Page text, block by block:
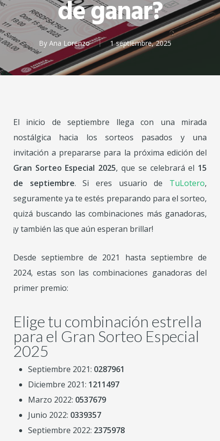
de ganar?
By Ana Lorenzo 1 septiembre, 2025
El inicio de septiembre llega con una mirada
nostálgica hacia los sorteos pasados y una
invitación a prepararse para la próxima edición del
Gran Sorteo Especial 2025, que se celebrará el 15
de septiembre. Si eres usuario de TuLotero,
seguramente ya te estés preparando para el sorteo,
quizá buscando las combinaciones más ganadoras,
¡y también las que aún esperan brillar!
Desde septiembre de 2021 hasta septiembre de
2024, estas son las combinaciones ganadoras del
primer premio:
Elige tu combinación estrella
para el Gran Sorteo Especial
2025
Septiembre 2021: 0287961
Diciembre 2021: 1211497
Marzo 2022: 0537679
Junio 2022: 0339357
Septiembre 2022: 2375978